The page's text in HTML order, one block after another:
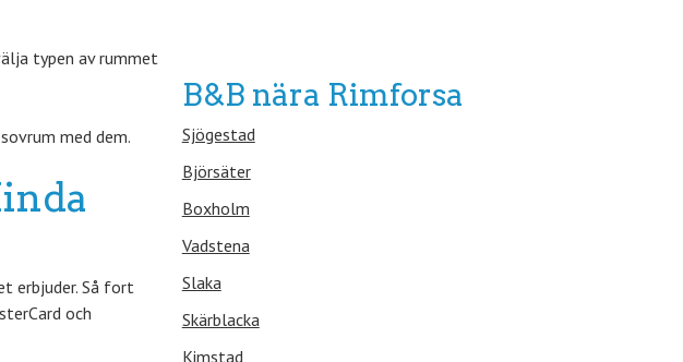
typen av rummet
med dem.
erbjuder. Så fort
och
B&B nära Rimforsa
Sjögestad
Björsäter
Boxholm
Vadstena
Slaka
Skärblacka
Kimstad